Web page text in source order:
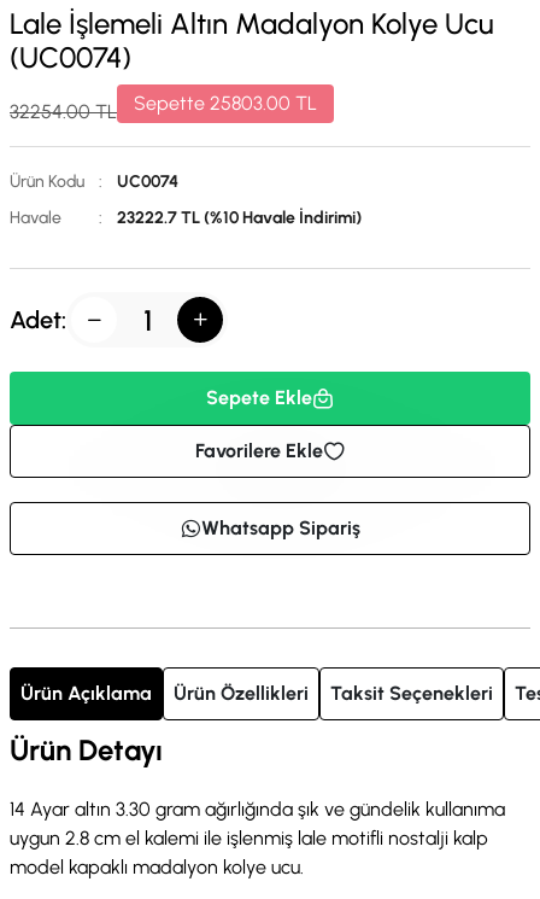
Lale İşlemeli Altın Madalyon Kolye Ucu
(UC0074)
32254.00TL Sepette 25803.00 TL
Ürün Kodu :
UC0074
Havale
: 23222.7 TL (%10 Havale İndirimi)
Adet:
Sepete Ekle
Favorilere Ekle
Whatsapp Sipariş
Ürün Açıklama Ürün Özellikleri Taksit Seçenekleri
Ürün Detayı
14 Ayar altın 3.30 gram ağırlığında şık ve gündelik kullanıma
uygun 2.8 cm el kalemi ile işlenmiş lale motifli nostalji kalp
model kapaklı madalyon kolye ucu.